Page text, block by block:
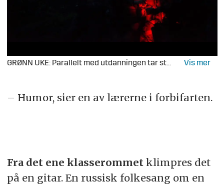
GRØNN UKE: Parallelt med utdanningen tar studentene grunnleggende befalsutdanning. Her øver de på bruk av kart og kompass i mørket.
– Humor, sier en av lærerne i forbifarten.
​​Fra det ene klasserommet klimpres det
på en gitar. En russisk folkesang om en